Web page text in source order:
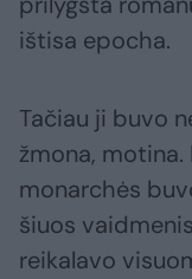
ištisa epocha.
Tačiau ji buvo
žmona,
monarchės
šiuos
reikalavo